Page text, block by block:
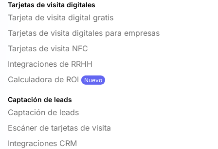
Tarjetas de visita digitales
Tarjeta de visita digital gratis
Tarjetas de visita digitales para empresas
Tarjetas de visita NFC
Integraciones de RRHH
Calculadora de ROI
Nuevo
Captación de leads
Captación de leads
Escáner de tarjetas de visita
Integraciones CRM